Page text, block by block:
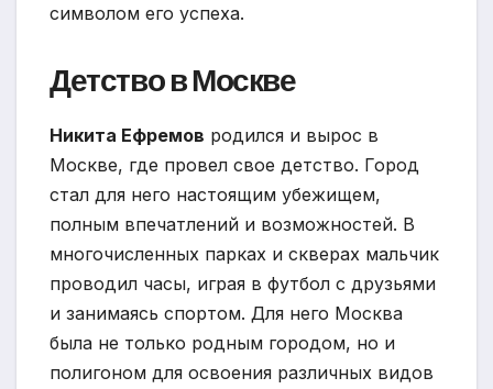
символом его успеха.
Детство в Москве
Никита Ефремов родился и вырос в
Москве, где провел свое детство. Город
стал для него настоящим убежищем,
полным впечатлений и возможностей. В
многочисленных парках и скверах мальчик
проводил часы, играя в футбол с друзьями
и занимаясь спортом. Для него Москва
была не только родным городом, но и
полигоном для освоения различных видов